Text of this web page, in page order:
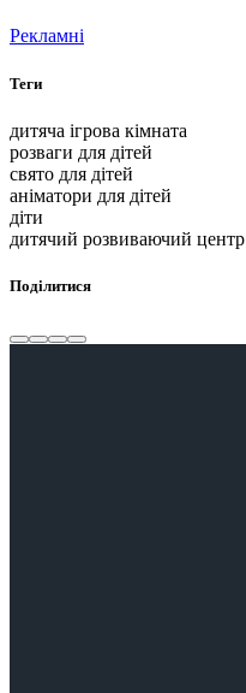
Рекламні
Теги
дитяча ігрова кімната
розваги для дітей
свято для дітей
аніматори для дітей
діти
дитячий розвиваючий центр
Поділитися